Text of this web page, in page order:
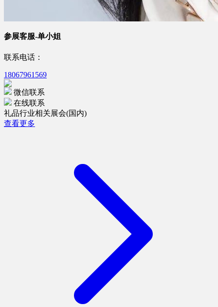
参展客服-单小姐
联系电话：
18067961569
微信联系
在线联系
礼品行业相关展会(国内)
查看更多